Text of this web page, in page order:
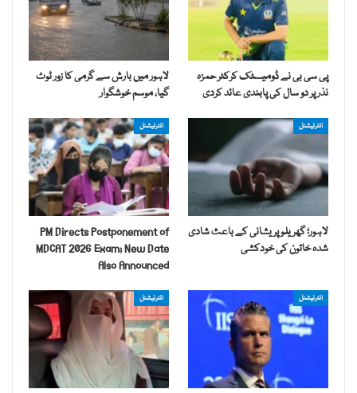
پی سی بی نے ڈومیسٹک کرکٹر حمزہ
نذر پر دو سال کی پابندی عائد کردی
لاہور میں بارش سے گرمی کا زور ٹوٹ
گیا، موسم خوشگوار
انٹرنیشنل
لاہور؛ گھریلو پریشانی کے باعث شادی
شدہ خاتون کی خودکشی
انٹرنیشنل
PM Directs Postponement of
MDCAT 2026 Exam; New Date
Also Announced
انٹرنیشنل انٹرنیشنل